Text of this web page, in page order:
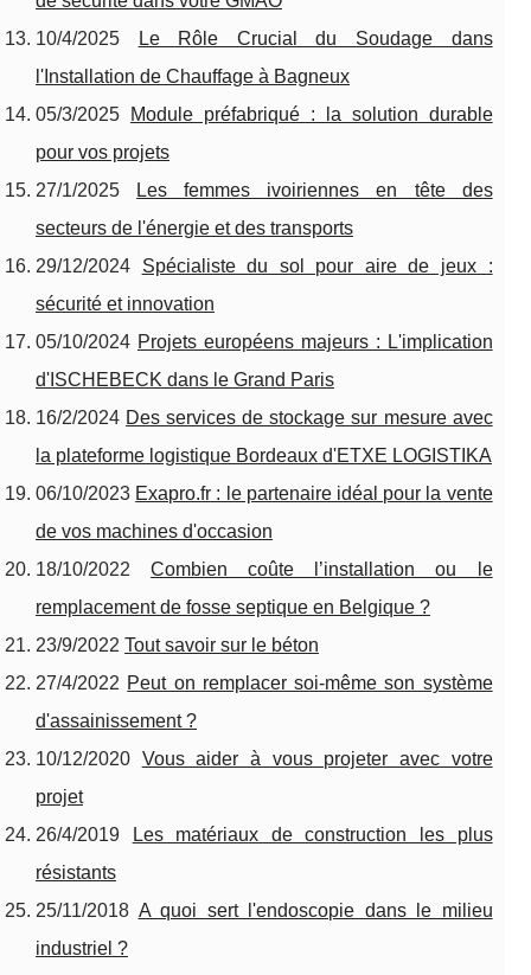
10/4/2025
Le Rôle Crucial du Soudage dans
l'Installation de Chauffage à Bagneux
05/3/2025
Module préfabriqué : la solution durable
pour vos projets
27/1/2025
Les femmes ivoiriennes en tête des
secteurs de l'énergie et des transports
29/12/2024 Spécialiste du sol pour aire de jeux :
sécurité et innovation
05/10/2024 Projets européens majeurs : L'implication
d'ISCHEBECK dans le Grand Paris
16/2/2024 Des services de stockage sur mesure avec
la plateforme logistique Bordeaux d'ETXE LOGISTIKA
06/10/2023 Exapro.fr : le partenaire idéal pour la vente
de vos machines d'occasion
18/10/2022Combien coûte l’installation ou le
remplacement de fosse septique en Belgique ?
23/9/2022 Tout savoir sur le béton
27/4/2022 Peut on remplacer soi-même son système
d'assainissement ?
10/12/2020 Vous aider à vous projeter avec votre
projet
26/4/2019
Les matériaux de construction les plus
résistants
25/11/2018 A quoi sert l'endoscopie dans le milieu
industriel ?